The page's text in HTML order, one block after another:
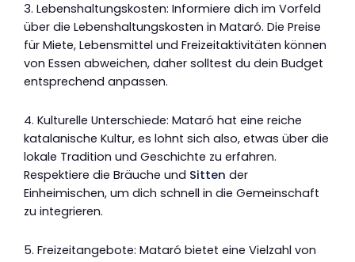
3. Lebenshaltungskosten: Informiere dich im Vorfeld
über die Lebenshaltungskosten in Mataró. Die Preise
für Miete, Lebensmittel und Freizeitaktivitäten können
von Essen abweichen, daher solltest du dein Budget
entsprechend anpassen.
4. Kulturelle Unterschiede: Mataró hat eine reiche
katalanische Kultur, es lohnt sich also, etwas über die
lokale Tradition und Geschichte zu erfahren.
Respektiere die Bräuche und Sitten der
Einheimischen, um dich schnell in die Gemeinschaft
zu integrieren.
5. Freizeitangebote: Mataró bietet eine Vielzahl von